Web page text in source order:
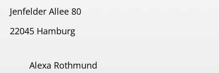
Jenfelder Allee 80
22045 Hamburg
Alexa Rothmund